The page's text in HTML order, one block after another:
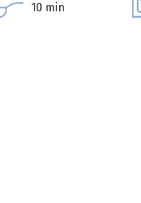
10 min